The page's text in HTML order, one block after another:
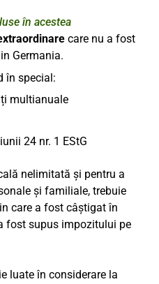
în acestea
care nu a fost
Germania.
în special:
multianuale
24 nr. 1 EStG
nelimitată și pentru a
și familiale, trebuie
care a fost câștigat în
fost supus impozitului pe
luate în considerare la